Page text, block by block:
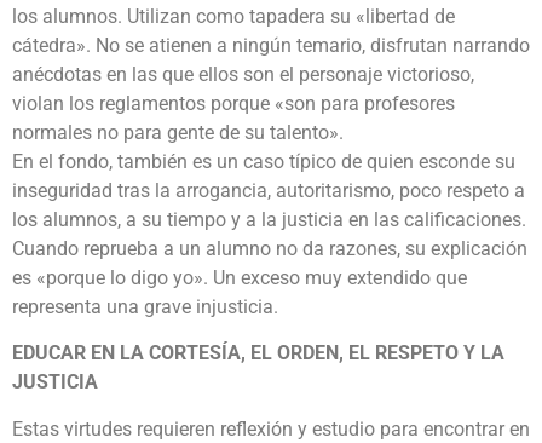
los alumnos. Utilizan como tapadera su «libertad de
cátedra». No se atienen a ningún temario, disfrutan narrando
anécdotas en las que ellos son el personaje victorioso,
violan los reglamentos porque «son para profesores
normales no para gente de su talento».
En el fondo, también es un caso típico de quien esconde su
inseguridad tras la arrogancia, autoritarismo, poco respeto a
los alumnos, a su tiempo y a la justicia en las calificaciones.
Cuando reprueba a un alumno no da razones, su explicación
es «porque lo digo yo». Un exceso muy extendido que
representa una grave injusticia.
EDUCAR EN LA CORTESÍA, EL ORDEN, EL RESPETO Y LA
JUSTICIA
Estas virtudes requieren reflexión y estudio para encontrar en